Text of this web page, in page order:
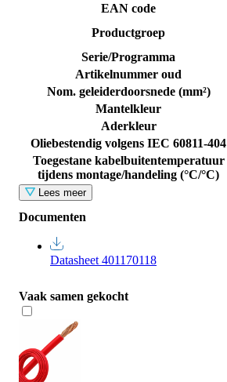
EAN code
Productgroep
Serie/Programma
Artikelnummer oud
Nom. geleiderdoorsnede (mm²)
Mantelkleur
Aderkleur
Oliebestendig volgens IEC 60811-404
Toegestane kabelbuitentemperatuur
tijdens montage/handeling (°C/°C)
Lees meer
Documenten
Datasheet 401170118
Vaak samen gekocht